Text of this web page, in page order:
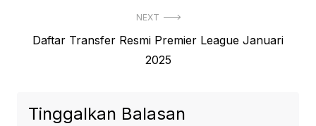
NEXT
Next
Daftar Transfer Resmi Premier League Januari
2025
Tinggalkan Balasan